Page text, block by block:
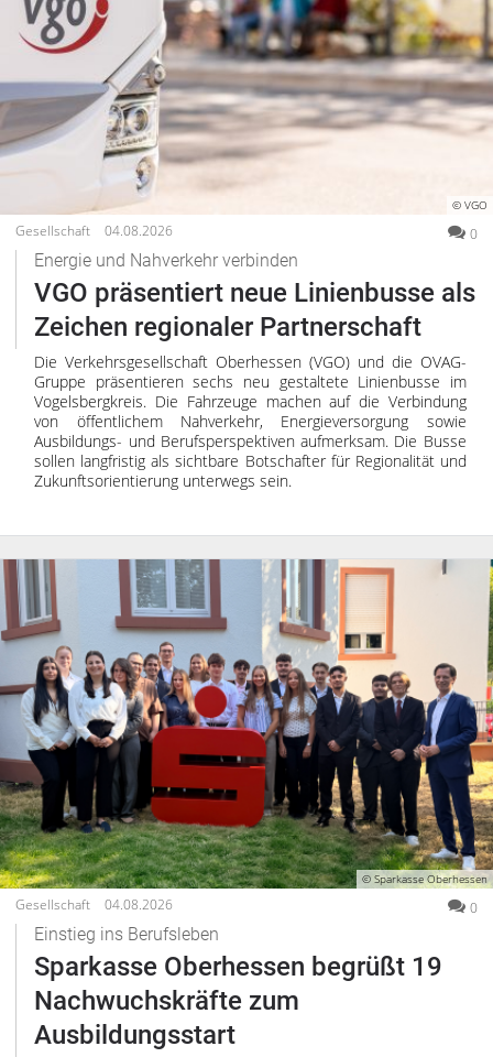
© VGO
Gesellschaft 04.08.2026 0
Energie und Nahverkehr verbinden
VGO präsentiert neue Linienbusse als
Zeichen regionaler Partnerschaft
Die Verkehrsgesellschaft Oberhessen (VGO) und die OVAG-
Gruppe präsentieren sechs neu gestaltete Linienbusse im
Vogelsbergkreis. Die Fahrzeuge machen auf die Verbindung
von öffentlichem Nahverkehr, Energieversorgung sowie
Ausbildungs- und Berufsperspektiven aufmerksam. Die Busse
sollen langfristig als sichtbare Botschafter für Regionalität und
Zukunftsorientierung unterwegs sein.
© Sparkasse Oberhessen
Gesellschaft 04.08.2026 0
Einstieg ins Berufsleben
Sparkasse Oberhessen begrüßt 19
Nachwuchskräfte zum
Ausbildungsstart